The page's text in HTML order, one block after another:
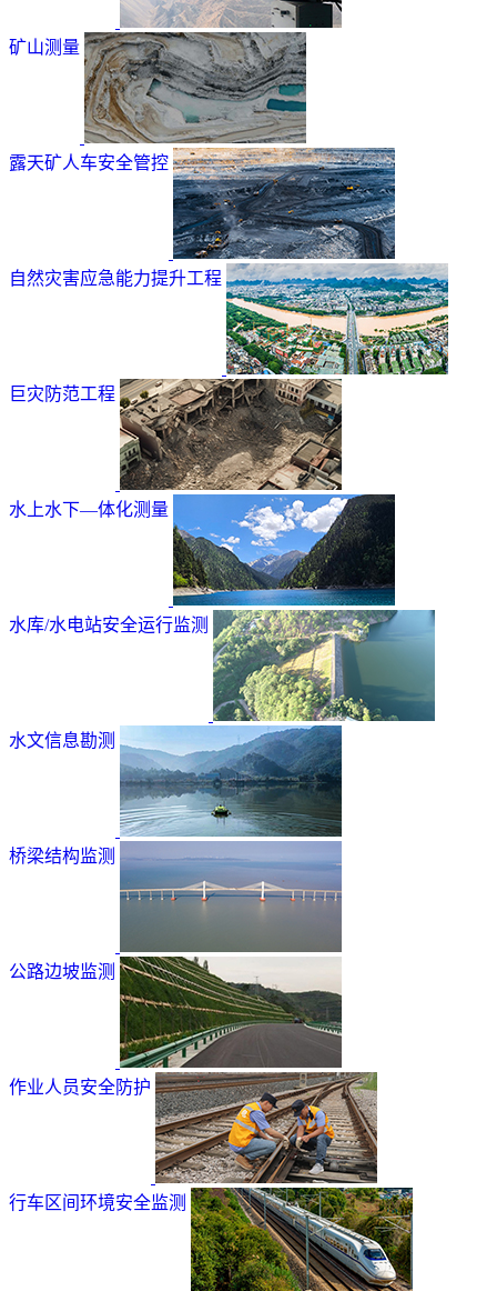
矿山测量
露天矿人车安全管控
自然灾害应急能力提升工程
巨灾防范工程
水上水下—体化测量
水库/水电站安全运行监测
水文信息勘测
桥梁结构监测
公路边坡监测
作业人员安全防护
行车区间环境安全监测